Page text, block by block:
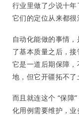
行业里做了少说十年
它们的定位从来都很
自动化能做的事情
了基本质量之后，接
它是一道后期保障
地，但它开疆拓不了
而且就连这个 “保障
化用例需要维护，